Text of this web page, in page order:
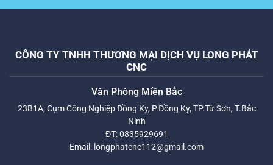
CÔNG TY TNHH THƯƠNG MẠI DỊCH VỤ LONG PHÁT
CNC
Văn Phòng Miền Bắc
23B1A, Cụm Công Nghiệp Đồng Kỵ, P.Đồng Kỵ, TP.Từ Sơn, T.Bắc
Ninh
ĐT:0835929691
Email: longphatcnc112@gmail.com